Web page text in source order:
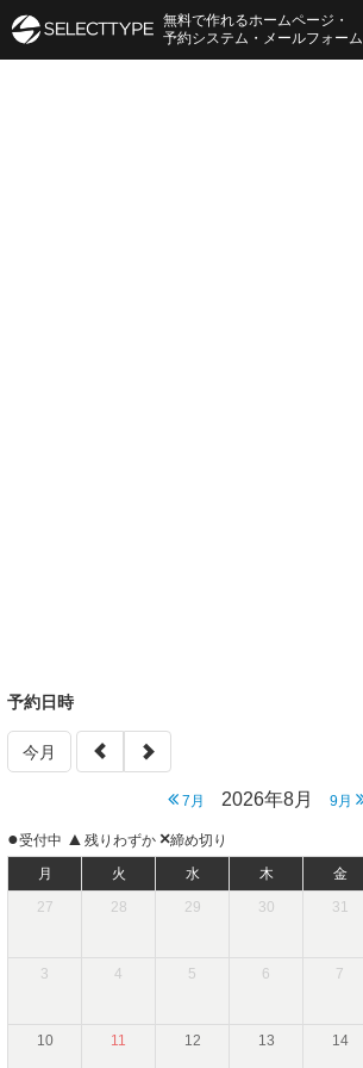
予約日時
今月
7月 2026年8月 9月
●受付中 ▲ 残りわずか ×締め切り
月
火 水 木 金
27
28 29 30 31
3 4 5 6 7
10 11 12 13 14
無料で作れるホームページ・
予約システム・メールフォーム